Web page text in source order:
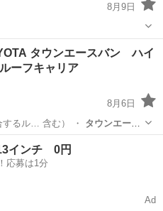
8月9日
ク タウンエースバン
タウンエースバン ハイ
ーフキャリア
8月6日
するル… 含む） ・ タウンエース
その他 タウンエースバン
インチ 0円
応募は1分
Ad